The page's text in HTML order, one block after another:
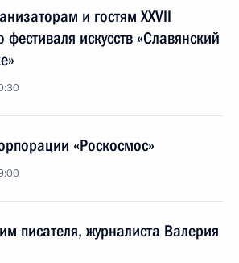
и гостям XXVII
искусств «Славянский
«Роскосмос»
писателя, журналиста Валерия